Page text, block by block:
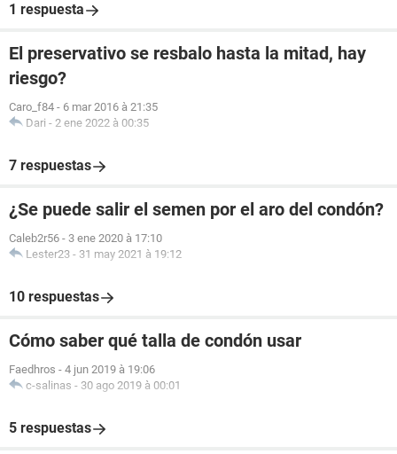
1 respuesta
El preservativo se resbalo hasta la mitad, hay
riesgo?
Caro_f84 - 6 mar 2016 à 21:35
Dari - 2 ene 2022 à 00:35
7 respuestas
¿Se puede salir el semen por el aro del condón?
Caleb2r56 - 3 ene 2020 à 17:10
Lester23 - 31 may 2021 à 19:12
10 respuestas
Cómo saber qué talla de condón usar
Faedhros - 4 jun 2019 à 19:06
c-salinas - 30 ago 2019 à 00:01
5 respuestas